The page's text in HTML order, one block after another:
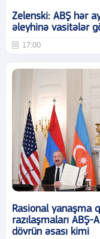
Zelenski: ABŞ hər
əleyhinə vasitələr
17:00
Rasional yanaşma
razılaşmaları
dövrün əsası kimi